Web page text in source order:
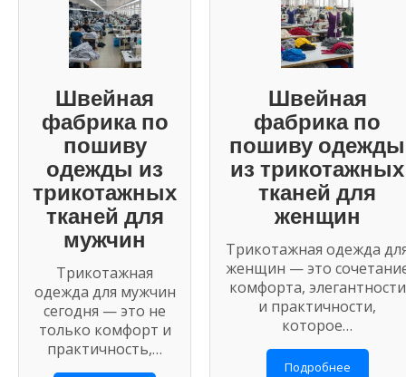
Швейная
фабрика по
пошиву
одежды из
трикотажных
тканей для
мужчин
Трикотажная
одежда для мужчин
сегодня — это не
только комфорт и
практичность,…
Швейная
фабрика по
пошиву одежды
из трикотажных
тканей для
женщин
Трикотажная одежда
женщин — это
комфорта, элегантности
и практичности,
которое…
Подробнее